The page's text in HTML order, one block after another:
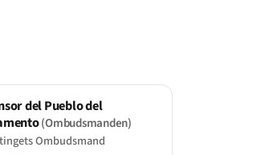
del Pueblo del
(Ombudsmanden)
Ombudsmand